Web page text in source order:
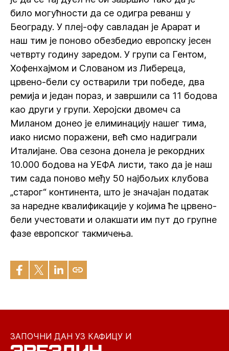
било могућности да се одигра реванш у
Београду. У плеј-офу савладан је Арарат и
наш тим је поново обезбедио европску јесен
четврту годину заредом. У групи са Гентом,
Хофенхајмом и Слованом из Либереца,
црвено-бели су остварили три победе, два
ремија и један пораз, и завршили са 11 бодова
као други у групи. Херојски двомеч са
Миланом донео је елиминацију нашег тима,
иако нисмо поражени, већ смо надиграли
Италијане. Ова сезона донела је рекордних
10.000 бодова на УЕФА листи, тако да је наш
тим сада поново међу 50 најбољих клубова
„старог“ континента, што је значајан податак
за наредне квалификације у којима ће црвено-
бели учестовати и олакшати им пут до групне
фазе европског такмичења.
ЗАПОЧНИ ДАН УЗ КАФИЦУ И